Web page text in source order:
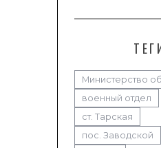
Министерство
военный отдел
ст. Тарская
пос. Заводской